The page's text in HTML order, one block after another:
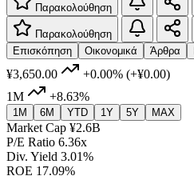
Παρακολούθηση
Παρακολούθηση
Επισκόπηση
Οικονομικά Άρθρα
¥3,650.00 +0.00% (+¥0.00)
1M
+8.63%
1M 6M YTD 1Y 5Y MAX
Market Cap ¥2.6B
P/E Ratio 6.36x
Div. Yield 3.01%
ROE 17.09%